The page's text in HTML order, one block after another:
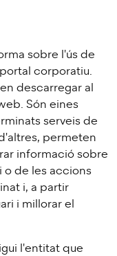
sobre l'ús de
corporatiu.
descarregar al
Són eines
serveis de
permeten
informació sobre
o de les accions
i, a partir
i millorar el
l'entitat que